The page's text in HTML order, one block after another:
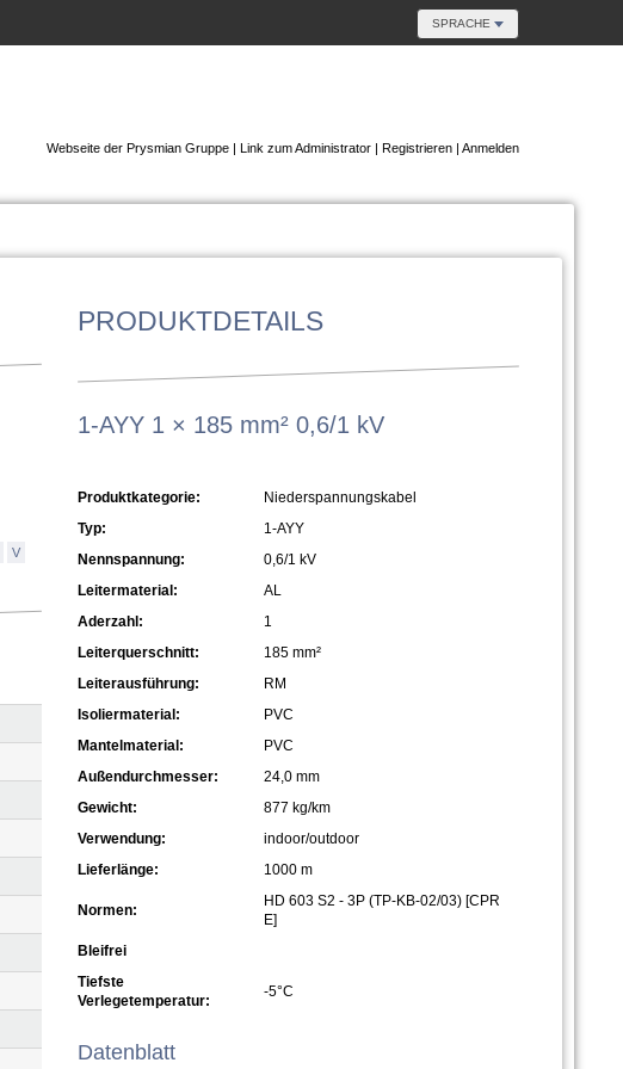
SPRACHE
Webseite der Prysmian Gruppe | Link zum Administrator | Registrieren | Anmelden
V
PRODUKTDETAILS
1-AYY 1 × 185 mm² 0,6/1 kV
Produktkategorie:
Niederspannungskabel
Typ:
1-AYY
Nennspannung:
0,6/1 kV
Leitermaterial:
AL
Aderzahl:
1
Leiterquerschnitt:
185 mm²
Leiterausführung:
RM
Isoliermaterial:
PVC
Mantelmaterial:
PVC
Außendurchmesser:
24,0 mm
Gewicht:
877 kg/km
Verwendung:
indoor/outdoor
Lieferlänge:
1000 m
Normen:
HD 603 S2 - 3P (TP-KB-02/03) [CPR
E]
Bleifrei
Tiefste
Verlegetemperatur:
-5°C
Datenblatt